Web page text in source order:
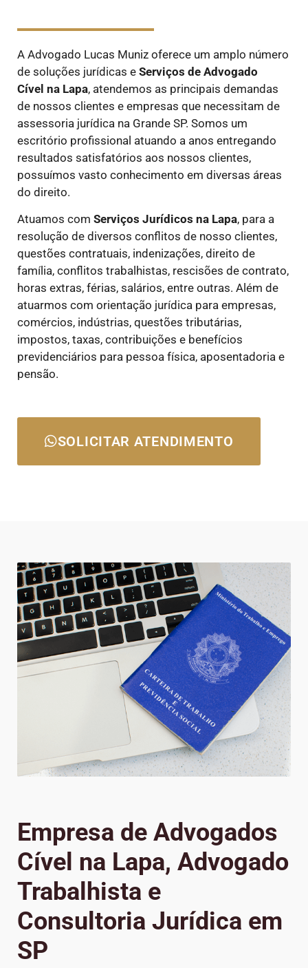
A Advogado Lucas Muniz oferece um amplo número
de soluções jurídicas e Serviços de Advogado
Cível na Lapa, atendemos as principais demandas
de nossos clientes e empresas que necessitam de
assessoria jurídica na Grande SP. Somos um
escritório profissional atuando a anos entregando
resultados satisfatórios aos nossos clientes,
possuímos vasto conhecimento em diversas áreas
do direito.
Atuamos com Serviços Jurídicos na Lapa, para a
resolução de diversos conflitos de nosso clientes,
questões contratuais, indenizações, direito de
família, conflitos trabalhistas, rescisões de contrato,
horas extras, férias, salários, entre outras. Além de
atuarmos com orientação jurídica para empresas,
comércios, indústrias, questões tributárias,
impostos, taxas, contribuições e benefícios
previdenciários para pessoa física, aposentadoria e
pensão.
SOLICITAR ATENDIMENTO
Empresa de Advogados
Cível na Lapa, Advogado
Trabalhista e
Consultoria Jurídica em
SP